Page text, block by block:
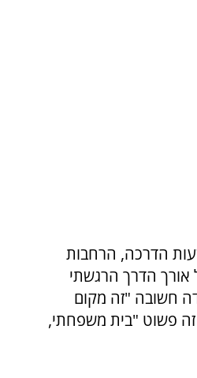
הדרכה, הרחבות
אורך הדרך הרגשתי
חשובה "זה מקום
זה פשוט "בית משפחתי,